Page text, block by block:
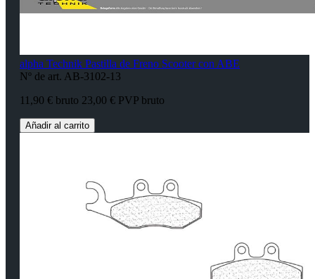
alpha Technik Pastilla de Freno Scooter con ABE
Nº de art. AB-3102-13
11,90 € bruto 23,00 € PVP bruto
Añadir al carrito